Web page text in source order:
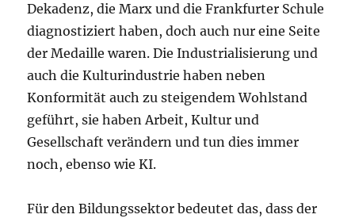
Dekadenz, die Marx und die Frankfurter Schule
diagnostiziert haben, doch auch nur eine Seite
der Medaille waren. Die Industrialisierung und
auch die Kulturindustrie haben neben
Konformität auch zu steigendem Wohlstand
geführt, sie haben Arbeit, Kultur und
Gesellschaft verändern und tun dies immer
noch, ebenso wie KI.
Für den Bildungssektor bedeutet das, dass der